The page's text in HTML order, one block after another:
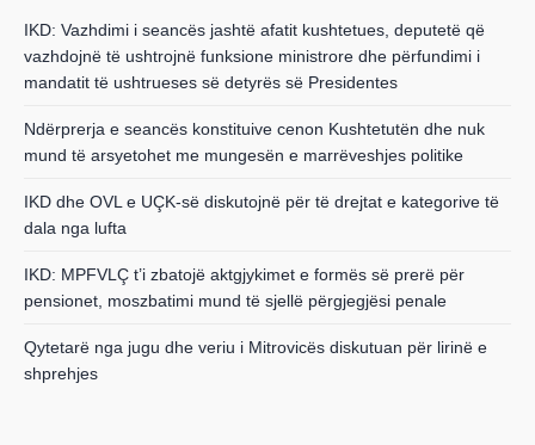
IKD: Vazhdimi i seancës jashtë afatit kushtetues, deputetë që
vazhdojnë të ushtrojnë funksione ministrore dhe përfundimi i
mandatit të ushtrueses së detyrës së Presidentes
Ndërprerja e seancës konstituive cenon Kushtetutën dhe nuk
mund të arsyetohet me mungesën e marrëveshjes politike
IKD dhe OVL e UÇK-së diskutojnë për të drejtat e kategorive të
dala nga lufta
IKD: MPFVLÇ t’i zbatojë aktgjykimet e formës së prerë për
pensionet, moszbatimi mund të sjellë përgjegjësi penale
Qytetarë nga jugu dhe veriu i Mitrovicës diskutuan për lirinë e
shprehjes